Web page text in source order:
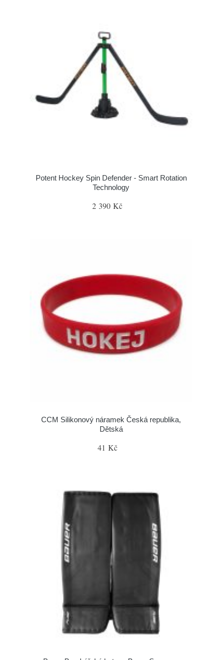
Potent Hockey Spin Defender - Smart Rotation
Technology
2 390 Kč
CCM Silikonový náramek Česká republika,
Dětská
41 Kč